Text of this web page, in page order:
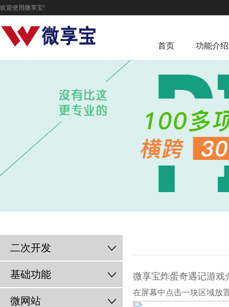
欢迎使用微享宝!
首页 功能介绍
二次开发
基础功能
微网站
微享宝炸蛋奇遇记游戏
在屏幕中点击一块区域放